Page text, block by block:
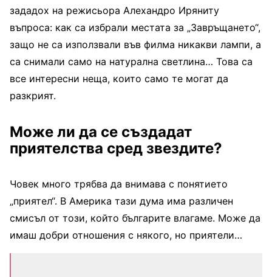
зададох на режисьора Алехандро Иряниту
въпроса: как са избрали местата за „Завръщането“,
защо не са използвали във филма никакви лампи, а
са снимали само на натурална светлина… Това са
все интересни неща, които само те могат да
разкрият.
Може ли да се създадат
приятелства сред звездите?
Човек много трябва да внимава с понятието
„приятел“. В Америка тази дума има различен
смисъл от този, който българите влагаме. Може да
имаш добри отношения с някого, но приятели…